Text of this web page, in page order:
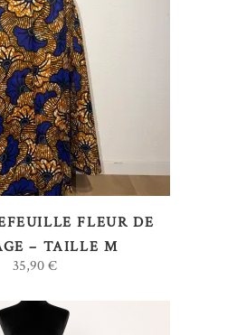
LA SUITE
FLEUR DE
– TAILLE M
35,90€